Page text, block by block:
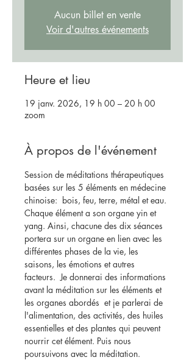
Aucun billet en vente
Voir d'autres événements
Heure et lieu
19 janv. 2026, 19 h 00 – 20 h 00
zoom
À propos de l'événement
Session de méditations thérapeutiques
basées sur les 5 éléments en médecine
chinoise:  bois, feu, terre, métal et eau.
Chaque élément a son organe yin et
yang. Ainsi, chacune des dix séances
portera sur un organe en lien avec les
différentes phases de la vie, les
saisons, les émotions et autres
facteurs.  Je donnerai des informations
avant la méditation sur les éléments et
les organes abordés  et je parlerai de
l'alimentation, des activités, des huiles
essentielles et des plantes qui peuvent
nourrir cet élément. Puis nous
poursuivons avec la méditation.